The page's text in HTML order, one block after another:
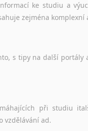
ke studiu a
zejména komplexní
s tipy na další portály
při studiu
vzdělávání ad.